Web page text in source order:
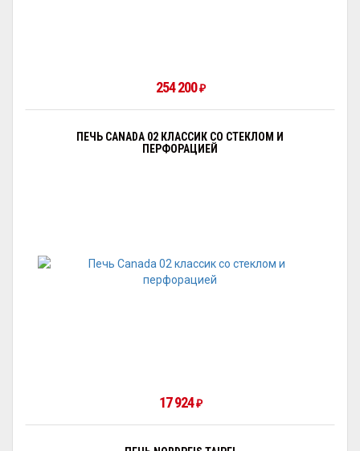
254 200₽
ПЕЧЬ CANADA 02 КЛАССИК СО СТЕКЛОМ И
ПЕРФОРАЦИЕЙ
17 924₽